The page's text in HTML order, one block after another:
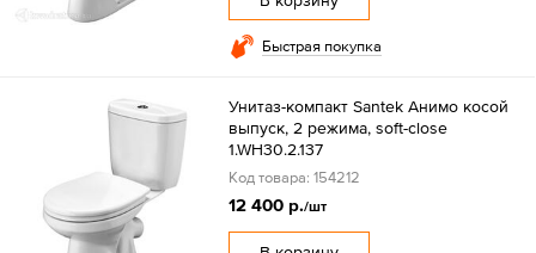
Быстрая покупка
Унитаз-компакт Santek Анимо косой
выпуск, 2 режима, soft-close
1.WH30.2.137
Код товара: 154212
12 400 р./шт